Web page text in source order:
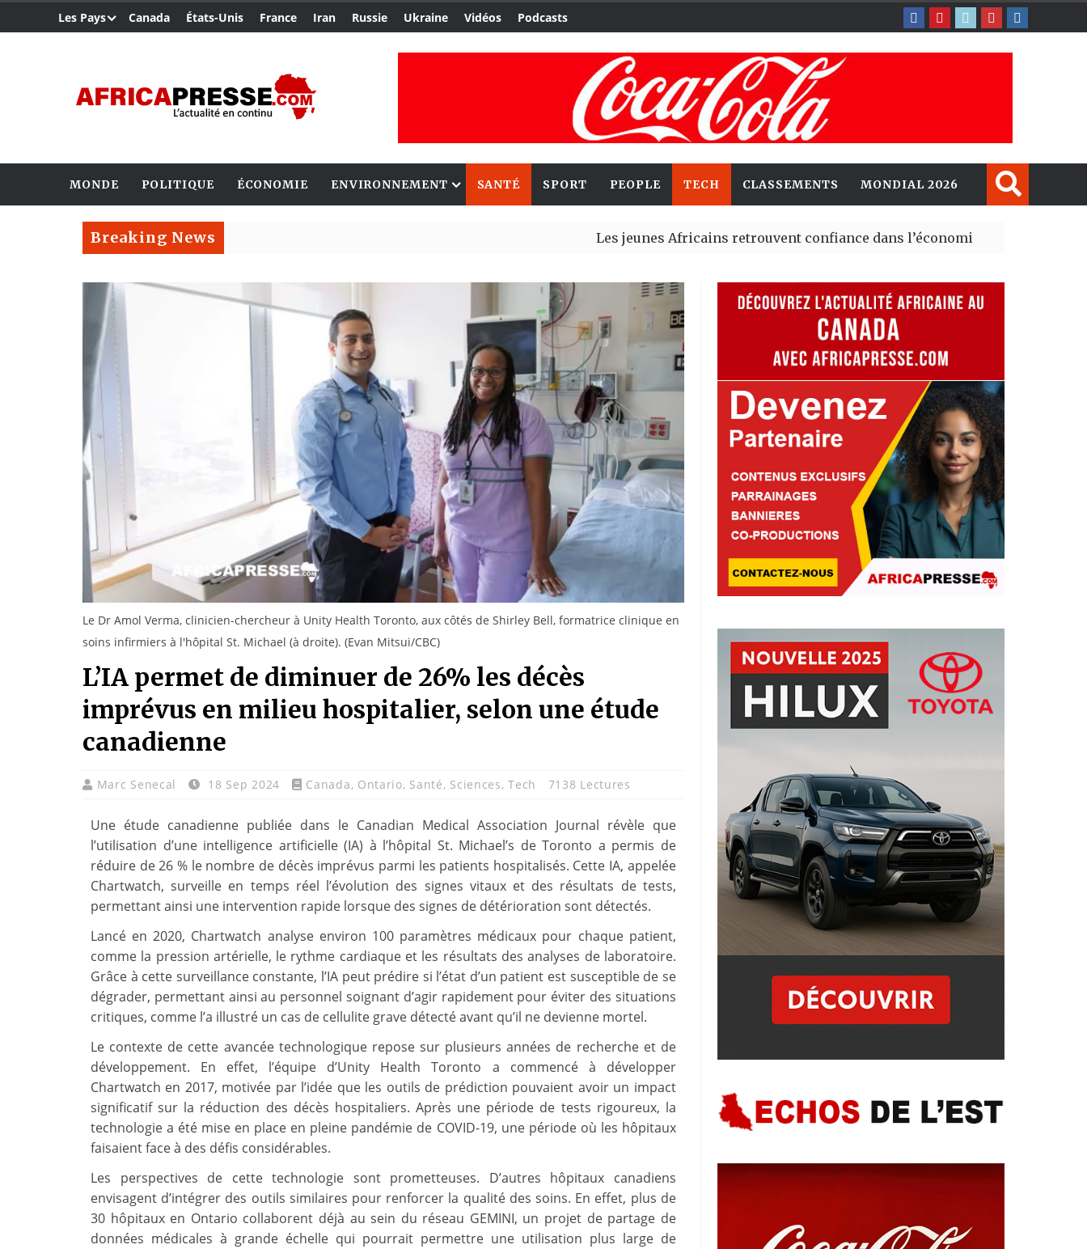
Les Pays Canada États-Unis France Iran Russie Ukraine Vidéos Podcasts
MONDE POLITIQUE ÉCONOMIE ENVIRONNEMENT SANTÉ SPORT PEOPLE TECH CLASSEMENTS MONDIAL 2026
Breaking News Les jeunes Africains retrouvent confiance dans l’économie, mais trois grands
Le Dr Amol Verma, clinicien-chercheur à Unity Health Toronto, aux côtés de Shirley Bell, formatrice clinique en
soins infirmiers à l'hôpital St. Michael (à droite). (Evan Mitsui/CBC)
L’IA permet de diminuer de 26% les décès
imprévus en milieu hospitalier, selon une étude
canadienne
Marc Senecal 18 Sep 2024 Canada, Ontario, Santé, Sciences,Tech 7138 Lectures
Une étude canadienne publiée dans le Canadian Medical Association Journal révèle que
l’utilisation d’une intelligence artificielle (IA) à l’hôpital St. Michael’s de Toronto a permis de
réduire de 26 % le nombre de décès imprévus parmi les patients hospitalisés. Cette IA, appelée
Chartwatch, surveille en temps réel l’évolution des signes vitaux et des résultats de tests,
permettant ainsi une intervention rapide lorsque des signes de détérioration sont détectés.
Lancé en 2020, Chartwatch analyse environ 100 paramètres médicaux pour chaque patient,
comme la pression artérielle, le rythme cardiaque et les résultats des analyses de laboratoire.
Grâce à cette surveillance constante, l’IA peut prédire si l’état d’un patient est susceptible de se
dégrader, permettant ainsi au personnel soignant d’agir rapidement pour éviter des situations
critiques, comme l’a illustré un cas de cellulite grave détecté avant qu’il ne devienne mortel.
Le contexte de cette avancée technologique repose sur plusieurs années de recherche et de
développement. En effet, l’équipe d’Unity Health Toronto a commencé à développer
Chartwatch en 2017, motivée par l’idée que les outils de prédiction pouvaient avoir un impact
significatif sur la réduction des décès hospitaliers. Après une période de tests rigoureux, la
technologie a été mise en place en pleine pandémie de COVID-19, une période où les hôpitaux
faisaient face à des défis considérables.
Les perspectives de cette technologie sont prometteuses. D’autres hôpitaux canadiens
envisagent d’intégrer des outils similaires pour renforcer la qualité des soins. En effet, plus de
30 hôpitaux en Ontario collaborent déjà au sein du réseau GEMINI, un projet de partage de
données médicales à grande échelle qui pourrait permettre une utilisation plus large de